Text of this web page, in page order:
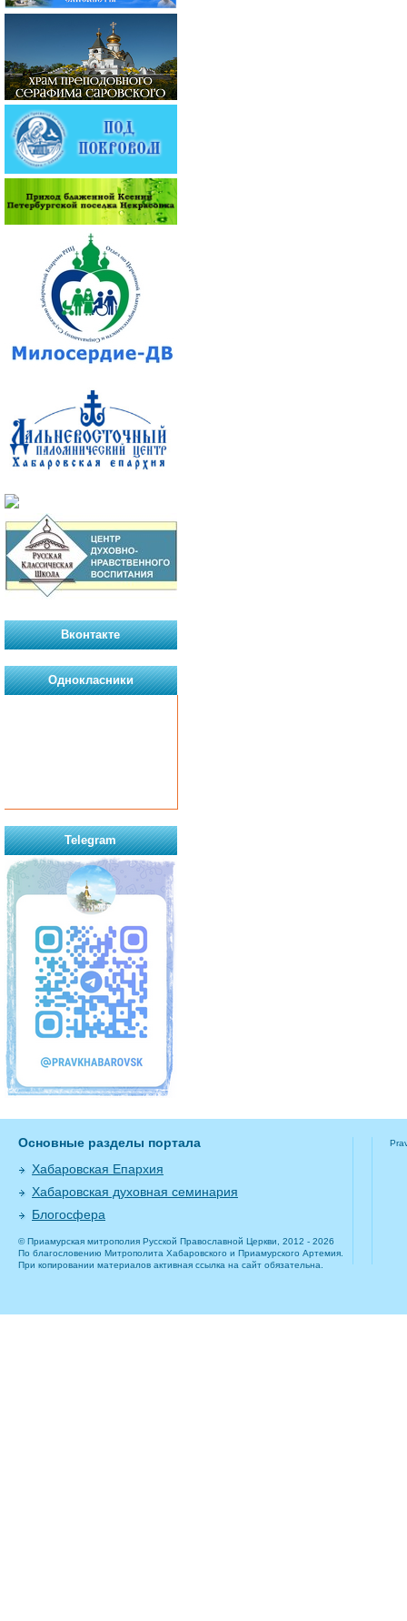
Вконтакте
Однокласники
Telegram
Основные разделы портала
Хабаровская Епархия
Хабаровская духовная семинария
Блогосфера
© Приамурская митрополия Русской Православной Церкви, 2012 - 2026
По благословению Митрополита Хабаровского и Приамурского Артемия.
При копировании материалов активная ссылка на сайт обязательна.